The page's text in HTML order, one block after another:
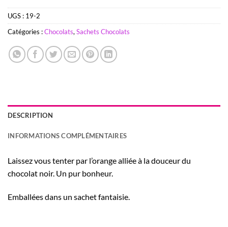
UGS : 19-2
Catégories :Chocolats, Sachets Chocolats
DESCRIPTION
INFORMATIONS COMPLÉMENTAIRES
Laissez vous tenter par l’orange alliée à la douceur du
chocolat noir. Un pur bonheur.
Emballées dans un sachet fantaisie.